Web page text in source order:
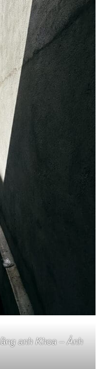
anh Khoa – Ảnh